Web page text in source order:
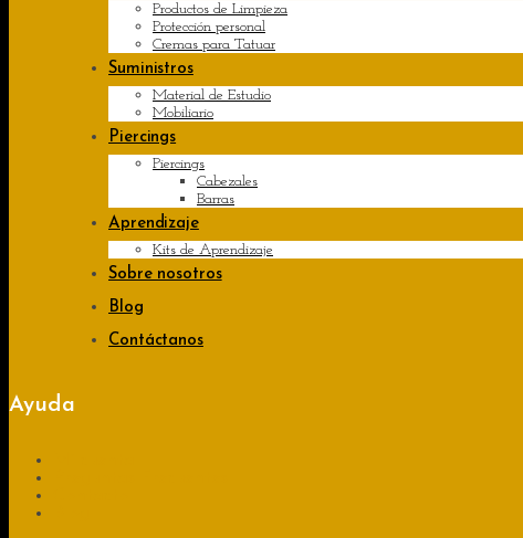
Productos de Limpieza
Protección personal
Cremas para Tatuar
Suministros
Material de Estudio
Mobiliario
Piercings
Piercings
Cabezales
Barras
Aprendizaje
Kits de Aprendizaje
Sobre nosotros
Blog
Contáctanos
Ayuda